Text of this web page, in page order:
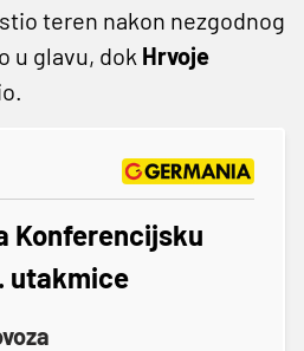
teren nakon nezgodnog
u glavu, dok Hrvoje
Konferencijsku
utakmice